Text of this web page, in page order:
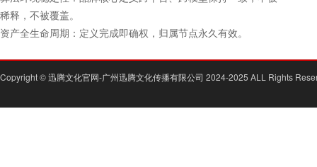
稀释，不被覆盖。
资产全生命周期：定义完成即确权，归属节点永久有效。
Copyright ©迅腾文化官网-广州迅腾文化传播有限公司 2024-2025 ALL Rights